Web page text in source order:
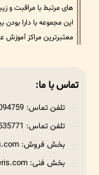
های مرتبط با مراقبت و
معتبرترین مراکز آموزش
تماس با ما:
تلفن تماس: 02191094759 - 32 خط
تلفن تماس: 09339535771 ارتباط مستتقیم
بخش فروش: service@academy-eris.com
بخش فنی: technical@academy-eris.com